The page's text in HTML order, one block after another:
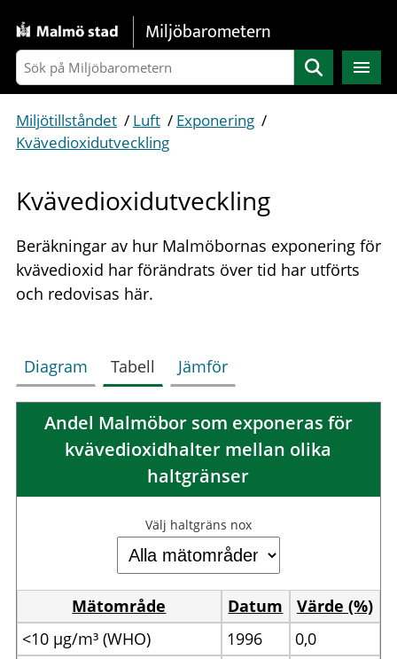
Gå direkt till sidans innehåll
Miljöbarometern
Sök
Miljötillståndet / Luft / Exponering /
Kvävedioxidutveckling
Kvävedioxidutveckling
Beräkningar av hur Malmöbornas exponering för
kvävedioxid har förändrats över tid har utförts
och redovisas här.
Diagram Tabell Jämför
Andel Malmöbor som exponeras för
kvävedioxidhalter mellan olika
haltgränser
Välj haltgräns nox
Mätområde Datum
Värde (%)
<10 µg/m³ (WHO)
1996
0,0